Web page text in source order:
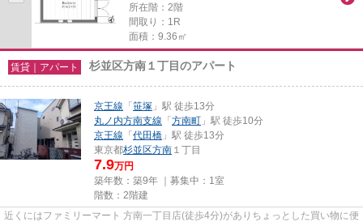
所在階：2階
間取り：1R
面積：9.36㎡
賃貸｜アパート 杉並区方南１丁目のアパート
京王線 「笹塚 」駅 徒歩13分
丸ノ内方南支線 「方南町 」駅 徒歩10分
京王線 「代田橋 」駅 徒歩13分
東京都杉並区方南 １丁目
7.9万円
築年数：築9年 ｜募集中： 1室
階数：2階建
近くにはファミリーマート 方南一丁目店(徒歩4分)がありちょっとした買い物に便